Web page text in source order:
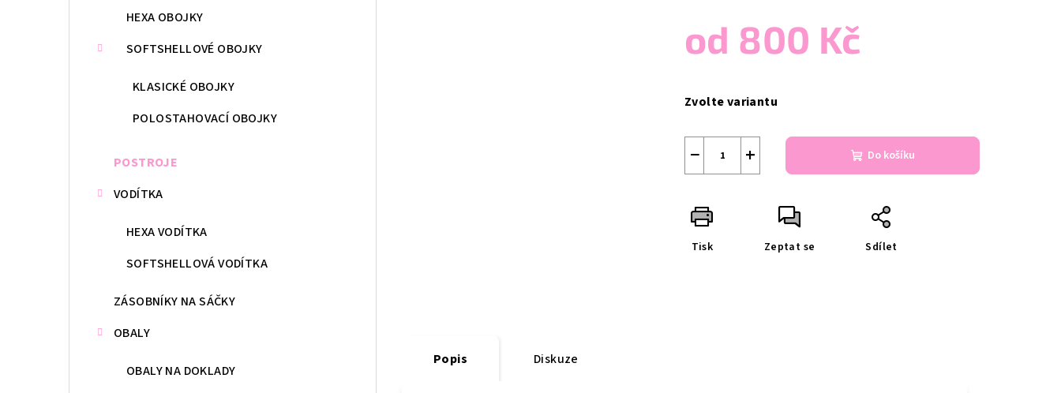
HEXA OBOJKY
SOFTSHELLOVÉ OBOJKY
KLASICKÉ OBOJKY
POLOSTAHOVACÍ OBOJKY
POSTROJE
VODÍTKA
HEXA VODÍTKA
SOFTSHELLOVÁ VODÍTKA
ZÁSOBNÍKY NA SÁČKY
OBALY
OBALY NA DOKLADY
od 800 Kč
cena:
Zvolte variantu
+
− Do košíku
Tisk Zeptat se Sdílet
Popis Diskuze